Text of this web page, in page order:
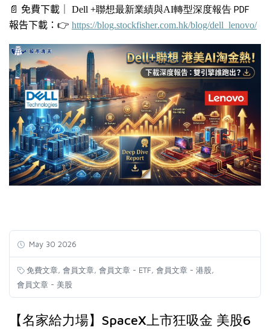
📄 免費下載｜ Dell +聯想最新業績與AI轉型深度報告 PDF
報告下載： 👉 https://blog.stockfisher.com.hk/blog/dell_lenovo/
May 30 2026
免費文章 會員文章 會員文章 - ETF 會員文章 - 港股
會員文章 - 美股
【名家給力場】SpaceX上市狂吸金 美股6